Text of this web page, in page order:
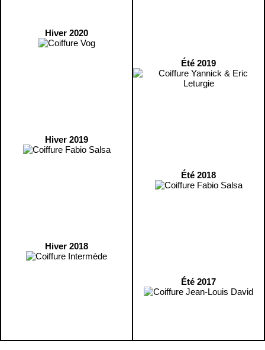
Hiver 2020
Hiver 2019
Hiver 2018
Été 2019
Été 2018
Été 2017